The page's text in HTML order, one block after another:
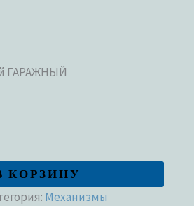
ГАРАЖНЫЙ
КОРЗИНУ
Механизмы